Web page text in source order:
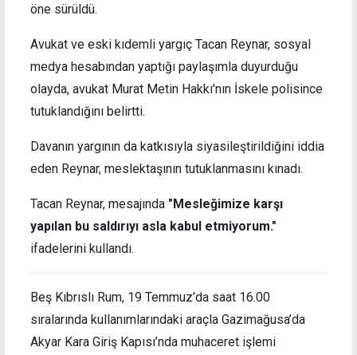
öne sürüldü.
Avukat ve eski kıdemli yargıç Tacan Reynar, sosyal
medya hesabından yaptığı paylaşımla duyurduğu
olayda, avukat Murat Metin Hakkı'nın İskele polisince
tutuklandığını belirtti.
Davanın yargının da katkısıyla siyasileştirildiğini iddia
eden Reynar, meslektaşının tutuklanmasını kınadı.
Tacan Reynar, mesajında "Mesleğimize karşı
yapılan bu saldırıyı asla kabul etmiyorum."
ifadelerini kullandı.
Beş Kıbrıslı Rum, 19 Temmuz’da saat 16.00
sıralarında kullanımlarındaki araçla Gazimağusa’da
Akyar Kara Giriş Kapısı’nda muhaceret işlemi